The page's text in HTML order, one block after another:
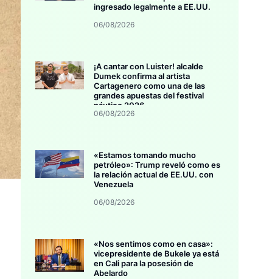
ingresado legalmente a EE.UU.
06/08/2026
¡A cantar con Luister! alcalde
Dumek confirma al artista
Cartagenero como una de las
grandes apuestas del festival
náutico 2026
06/08/2026
«Estamos tomando mucho
petróleo»: Trump reveló como es
la relación actual de EE.UU. con
Venezuela
06/08/2026
«Nos sentimos como en casa»:
vicepresidente de Bukele ya está
en Cali para la posesión de
Abelardo